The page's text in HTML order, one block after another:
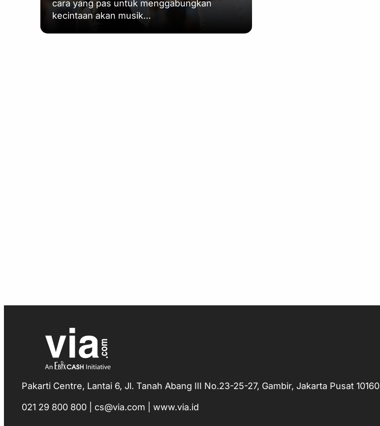
cara yang pas untuk menggabungkan
kecintaan akan musik…
Pakarti Centre, Lantai 6, Jl. Tanah Abang III No.23-25-27, Gambir, Jakarta Pusat 10160
021 29 800 800 | cs@via.com | www.via.id